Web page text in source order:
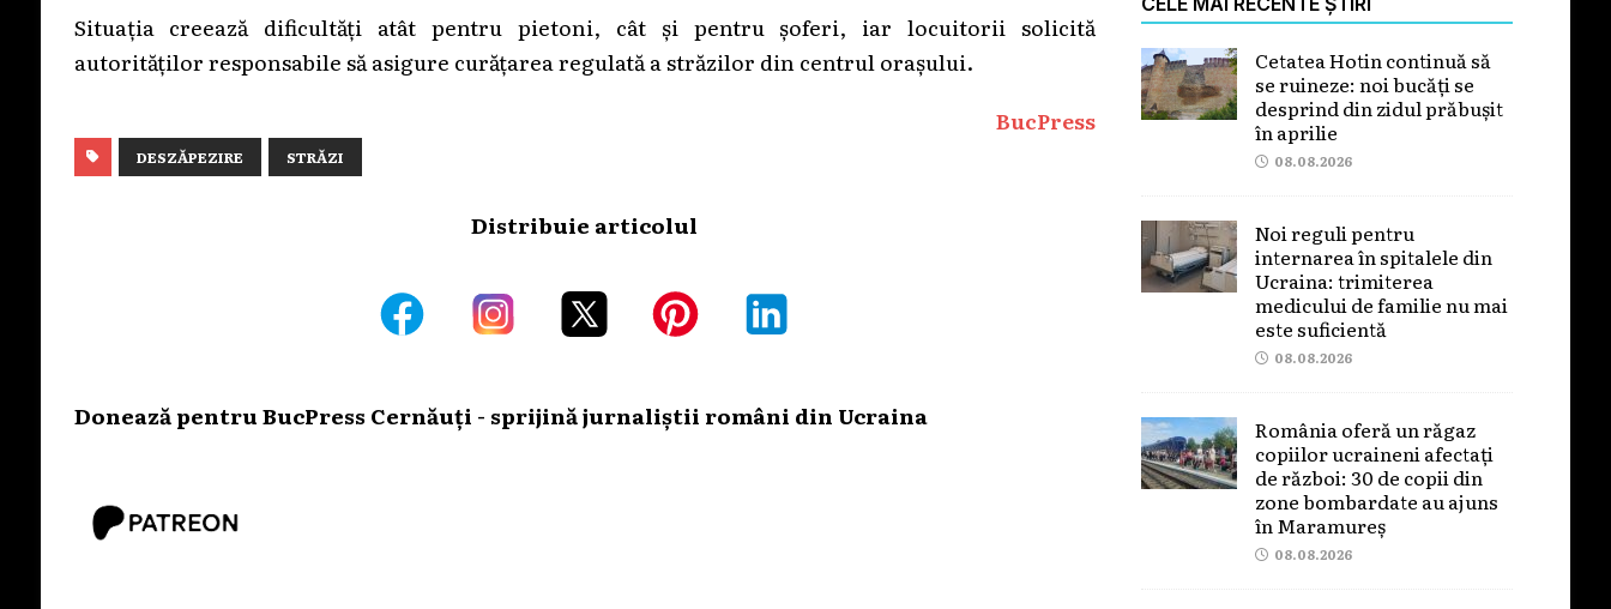
Situația creează dificultăți atât pentru pietoni, cât și pentru șoferi, iar locuitorii solicită
autorităților responsabile să asigure curățarea regulată a străzilor din centrul orașului.
BucPress
DESZĂPEZIRE STRĂZI
Distribuie articolul
Donează pentru BucPress Cernăuți - sprijină jurnaliștii români din Ucraina
Cetatea Hotin continuă să
se ruineze: noi bucăți se
desprind din zidul prăbușit
în aprilie
08.08.2026
Noi reguli pentru
internarea în spitalele din
Ucraina: trimiterea
medicului de familie nu mai
este suficientă
08.08.2026
România oferă un răgaz
copiilor ucraineni afectați
de război: 30 de copii din
zone bombardate au ajuns
în Maramureș
08.08.2026